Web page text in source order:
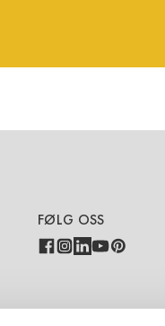
FØLG OSS